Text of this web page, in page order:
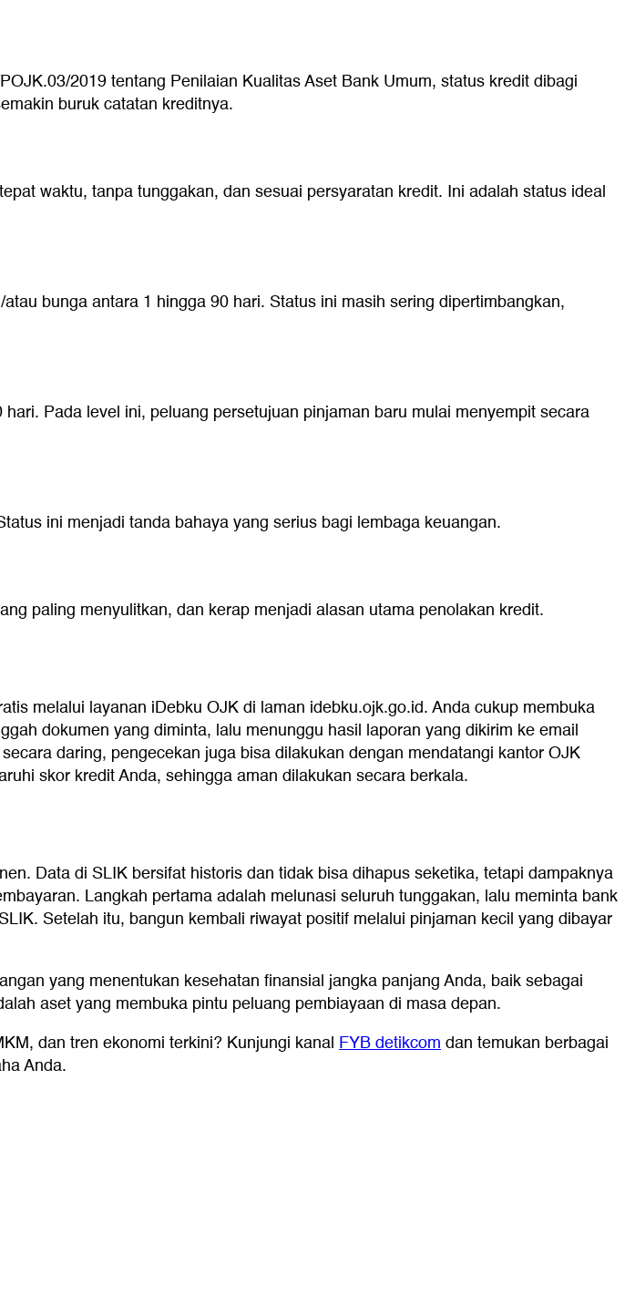
2019 tentang Penilaian Kualitas Aset Bank Umum, status kredit dibagi
buruk catatan kreditnya.
waktu, tanpa tunggakan, dan sesuai persyaratan kredit. Ini adalah status ideal
bunga antara 1 hingga 90 hari. Status ini masih sering dipertimbangkan,
Pada level ini, peluang persetujuan pinjaman baru mulai menyempit secara
ini menjadi tanda bahaya yang serius bagi lembaga keuangan.
paling menyulitkan, dan kerap menjadi alasan utama penolakan kredit.
melalui layanan iDebku OJK di laman idebku.ojk.go.id. Anda cukup membuka
dokumen yang diminta, lalu menunggu hasil laporan yang dikirim ke email
daring, pengecekan juga bisa dilakukan dengan mendatangi kantor OJK
skor kredit Anda, sehingga aman dilakukan secara berkala.
Data di SLIK bersifat historis dan tidak bisa dihapus seketika, tetapi dampaknya
Langkah pertama adalah melunasi seluruh tunggakan, lalu meminta bank
Setelah itu, bangun kembali riwayat positif melalui pinjaman kecil yang dibayar
yang menentukan kesehatan finansial jangka panjang Anda, baik sebagai
aset yang membuka pintu peluang pembiayaan di masa depan.
dan tren ekonomi terkini? Kunjungi kanal FYB detikcomdan temukan berbagai
Anda.